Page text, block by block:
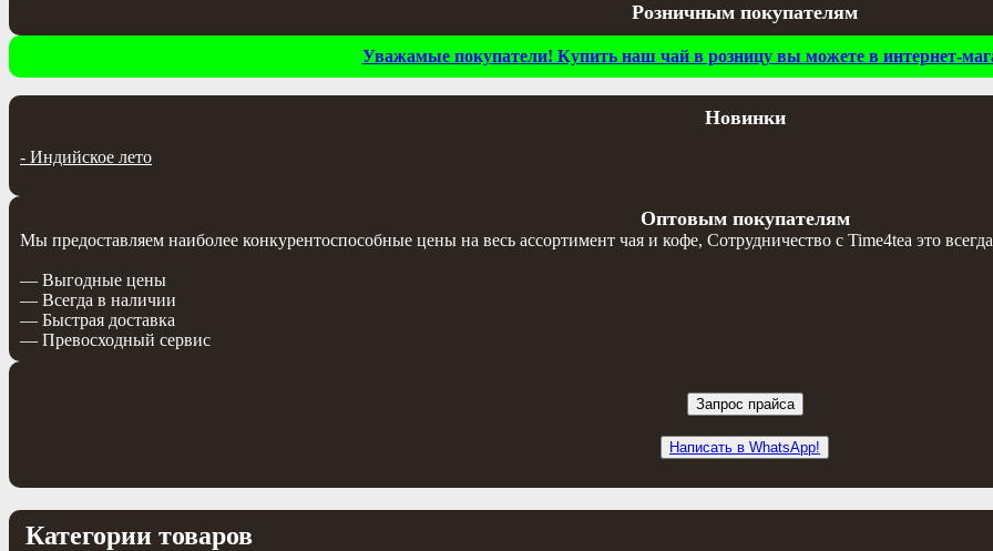
Розничным покупателям
Уважамые покупатели! Купить наш чай в розницу вы можете в интернет-
Новинки
- Индийское лето
Оптовым покупателям
Мы предоставляем наиболее конкурентоспособные цены на весь ассортимент чая и кофе, Сотрудничество с Time4tea это
— Выгодные цены
— Всегда в наличии
— Быстрая доставка
— Превосходный сервис
Запрос прайса
Написать в WhatsApp!
Категории товаров